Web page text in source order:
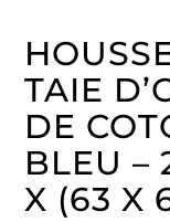
TAIE
DE
BLEU –
X (63 X